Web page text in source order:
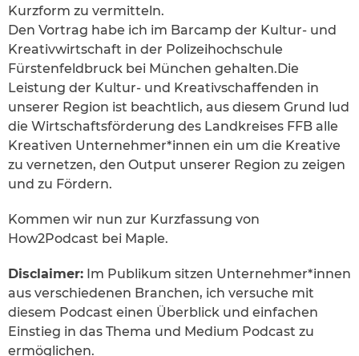
Kurzform zu vermitteln.
Den Vortrag habe ich im Barcamp der Kultur- und
Kreativwirtschaft in der Polizeihochschule
Fürstenfeldbruck bei München gehalten.Die
Leistung der Kultur- und Kreativschaffenden in
unserer Region ist beachtlich, aus diesem Grund lud
die Wirtschaftsförderung des Landkreises FFB alle
Kreativen Unternehmer*innen ein um die Kreative
zu vernetzen, den Output unserer Region zu zeigen
und zu Fördern.
Kommen wir nun zur Kurzfassung von
How2Podcast bei Maple.
Disclaimer: Im Publikum sitzen Unternehmer*innen
aus verschiedenen Branchen, ich versuche mit
diesem Podcast einen Überblick und einfachen
Einstieg in das Thema und Medium Podcast zu
ermöglichen.